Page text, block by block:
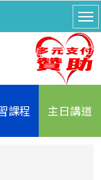
課程 主日講道